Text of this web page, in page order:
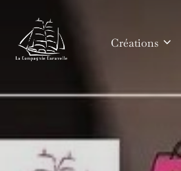
contenu
Créations